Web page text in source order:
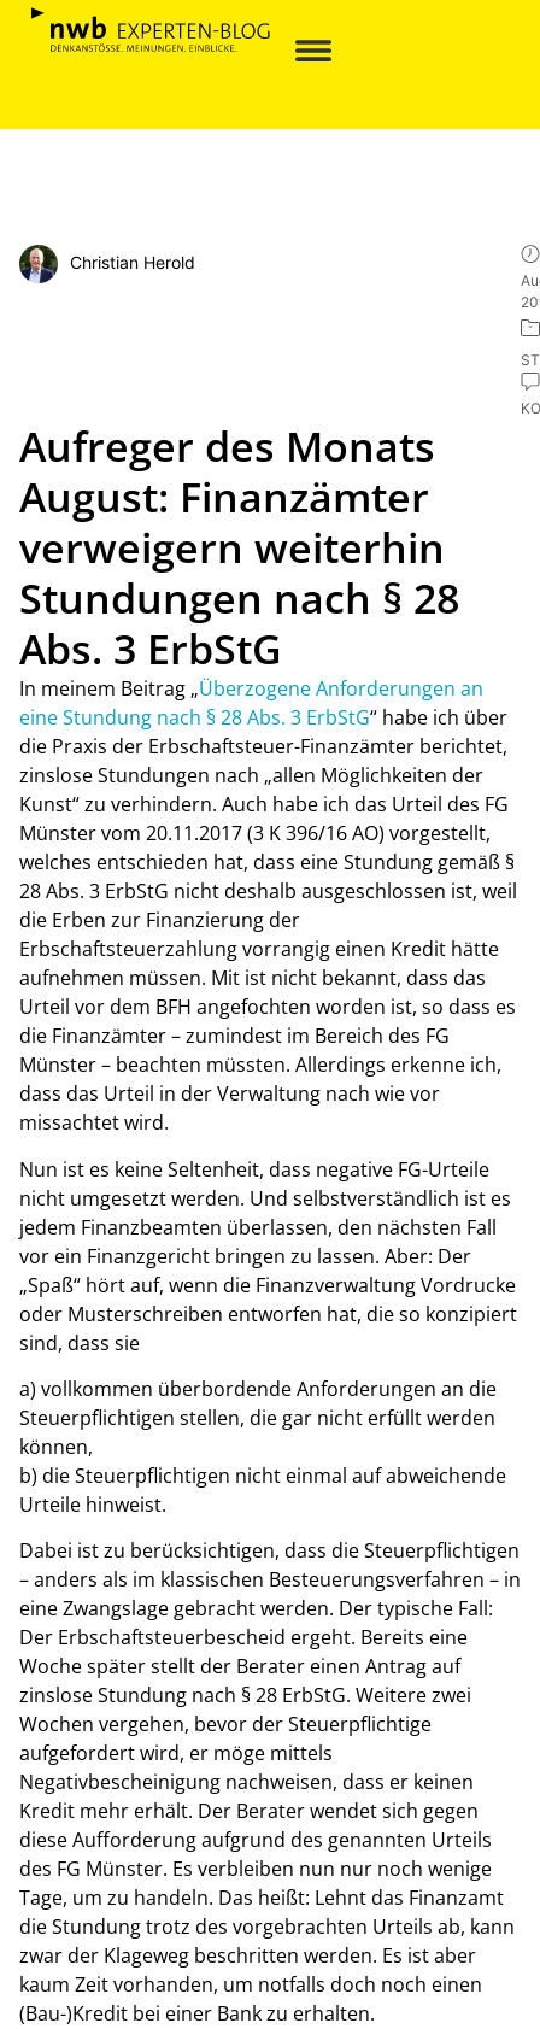
Christian Herold
Aufreger des Monats
August: Finanzämter
verweigern weiterhin
Stundungen nach § 28
Abs. 3 ErbStG
In meinem Beitrag „Überzogene Anforderungen an
eine Stundung nach § 28 Abs. 3 ErbStG“ habe ich über
die Praxis der Erbschaftsteuer-Finanzämter berichtet,
zinslose Stundungen nach „allen Möglichkeiten der
Kunst“ zu verhindern. Auch habe ich das Urteil des FG
Münster vom 20.11.2017 (3 K 396/16 AO) vorgestellt,
welches entschieden hat, dass eine Stundung gemäß §
28 Abs. 3 ErbStG nicht deshalb ausgeschlossen ist, weil
die Erben zur Finanzierung der
Erbschaftsteuerzahlung vorrangig einen Kredit hätte
aufnehmen müssen. Mit ist nicht bekannt, dass das
Urteil vor dem BFH angefochten worden ist, so dass es
die Finanzämter – zumindest im Bereich des FG
Münster – beachten müssten. Allerdings erkenne ich,
dass das Urteil in der Verwaltung nach wie vor
missachtet wird.
Nun ist es keine Seltenheit, dass negative FG-Urteile
nicht umgesetzt werden. Und selbstverständlich ist es
jedem Finanzbeamten überlassen, den nächsten Fall
vor ein Finanzgericht bringen zu lassen. Aber: Der
„Spaß“ hört auf, wenn die Finanzverwaltung Vordrucke
oder Musterschreiben entworfen hat, die so konzipiert
sind, dass sie
a) vollkommen überbordende Anforderungen an die
Steuerpflichtigen stellen, die gar nicht erfüllt werden
können,
b) die Steuerpflichtigen nicht einmal auf abweichende
Urteile hinweist.
Dabei ist zu berücksichtigen, dass die Steuerpflichtigen
– anders als im klassischen Besteuerungsverfahren – in
eine Zwangslage gebracht werden. Der typische Fall:
Der Erbschaftsteuerbescheid ergeht. Bereits eine
Woche später stellt der Berater einen Antrag auf
zinslose Stundung nach § 28 ErbStG. Weitere zwei
Wochen vergehen, bevor der Steuerpflichtige
aufgefordert wird, er möge mittels
Negativbescheinigung nachweisen, dass er keinen
Kredit mehr erhält. Der Berater wendet sich gegen
diese Aufforderung aufgrund des genannten Urteils
des FG Münster. Es verbleiben nun nur noch wenige
Tage, um zu handeln. Das heißt: Lehnt das Finanzamt
die Stundung trotz des vorgebrachten Urteils ab, kann
zwar der Klageweg beschritten werden. Es ist aber
kaum Zeit vorhanden, um notfalls doch noch einen
(Bau-)Kredit bei einer Bank zu erhalten.